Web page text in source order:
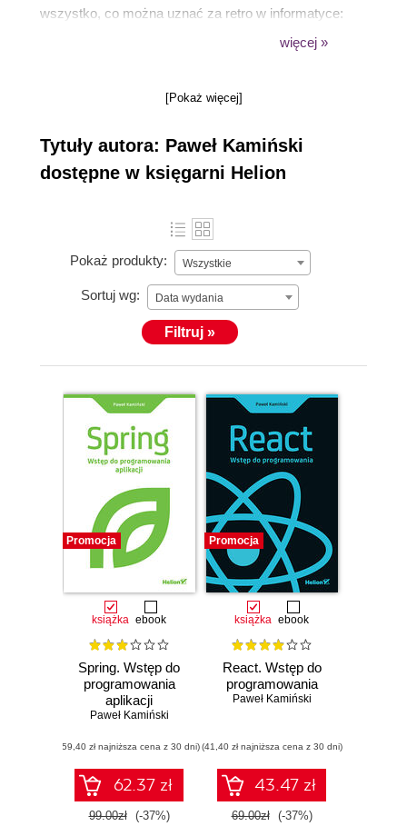
wszystko, co można uznać za retro w informatyce:
w kinie lub w towarzystwie dobrej książki.
więcej »
[Pokaż więcej]
Tytuły autora: Paweł Kamiński
dostępne w księgarni Helion
Pokaż produkty: Wszystkie
Sortuj wg: Data wydania
Filtruj »
Promocja
książka ebook
Spring. Wstęp do
programowania
aplikacji
Paweł Kamiński
(59,40 zł najniższa cena z 30 dni)
62.37 zł
99.00zł (-37%)
Promocja
książka ebook
React. Wstęp do
programowania
Paweł Kamiński
(41,40 zł najniższa cena z 30 dni)
43.47 zł
69.00zł (-37%)